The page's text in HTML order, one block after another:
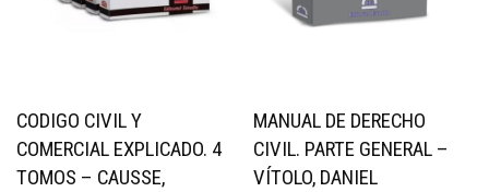
CODIGO CIVIL Y
COMERCIAL EXPLICADO. 4
TOMOS – CAUSSE,
MANUAL DE DERECHO
CIVIL. PARTE GENERAL –
VÍTOLO, DANIEL